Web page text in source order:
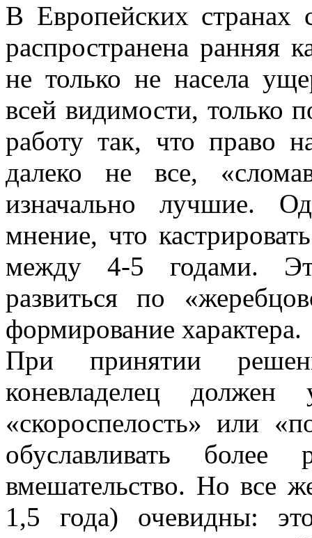
В Европейских странах
распространена ранняя
не только не насела
всей видимости, только
работу так, что право
далеко не все,
изначально лучшие.
мнение, что
между 4-5 годами.
развиться по
формирование характера.
При принятии
коневладелец
«скороспелость» или
обуславливать
вмешательство. Но все
1,5 года) очевидны: